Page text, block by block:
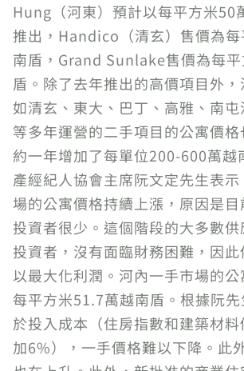
Hung（河東）預計以每平方米50
推出，Handico（清玄）售價為
南盾，Grand Sunlake售價為每
盾。除了去年推出的高價項目外
如清玄、東大、巴丁、高雅、南
等多年運營的二手項目的公寓價格
約一年增加了每單位200-600萬越
產經紀人協會主席阮文定先生表
場的公寓價格持續上漲，原因是
投資者很少。這個階段的大多數供
投資者，沒有面臨財務困難，因
以最大化利潤。河內一手市場的
每平方米51.7萬越南盾。根據阮
於投入成本（住房指數和建築材
加6%），一手價格難以下降。此